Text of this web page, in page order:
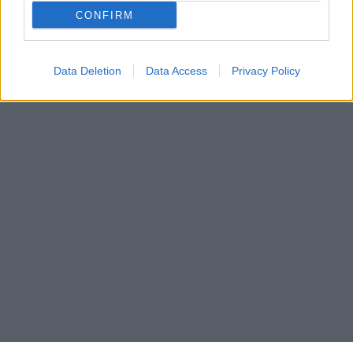
CONFIRM
Data Deletion Data Access Privacy Policy